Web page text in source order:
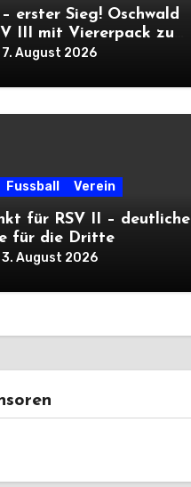
erster Sieg! Oschwald
III mit Viererpack zu
7. August 2026
Fussball Verein
für RSV II – deutliche
für die Dritte
3. August 2026